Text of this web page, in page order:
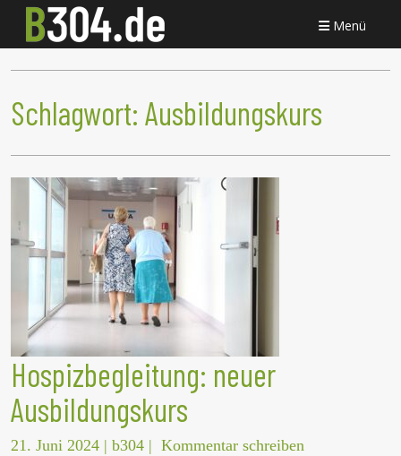
Menü
Schlagwort: Ausbildungskurs
Hospizbegleitung: neuer
Ausbildungskurs
21. Juni 2024 | b304 | Kommentar schreiben